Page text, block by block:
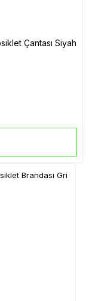
Çantası Siyah